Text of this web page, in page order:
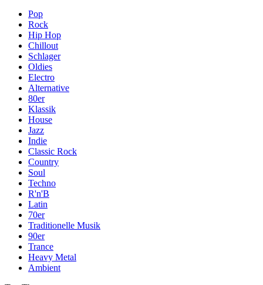
Pop
Rock
Hip Hop
Chillout
Schlager
Oldies
Electro
Alternative
80er
Klassik
House
Jazz
Indie
Classic Rock
Country
Soul
Techno
R'n'B
Latin
70er
Traditionelle Musik
90er
Trance
Heavy Metal
Ambient